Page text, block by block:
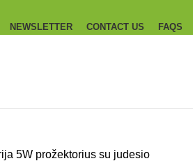
NEWSLETTER CONTACT US FAQS
5W prožektorius su judesio